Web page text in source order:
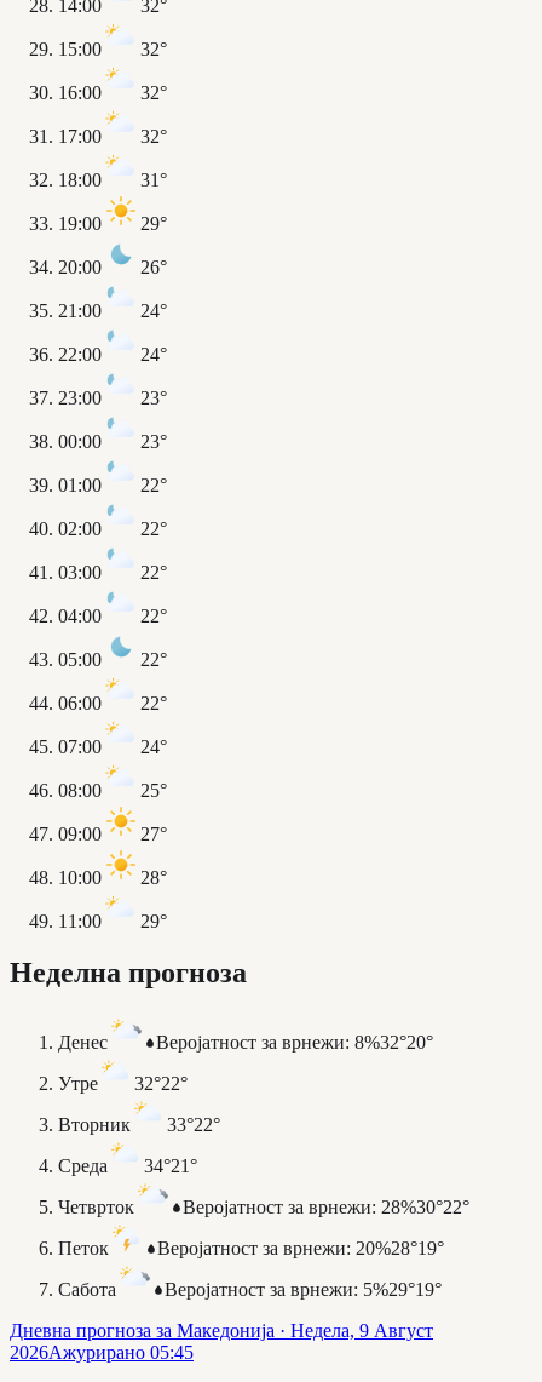
14:00 32°
15:00 32°
16:00 32°
17:00 32°
18:00 31°
19:00 29°
20:00 26°
21:00 24°
22:00 24°
23:00 23°
00:00 23°
01:00 22°
02:00 22°
03:00 22°
04:00 22°
05:00 22°
06:00 22°
07:00 24°
08:00 25°
09:00 27°
10:00 28°
11:00 29°
Неделна прогноза
Денес Веројатност за врнежи: 8%32°20°
Утре
32°22°
Вторник
33°22°
Среда
34°21°
Четврток
Веројатност за врнежи: 28%30°22°
Петок
Веројатност за врнежи: 20%28°19°
Сабота
Веројатност за врнежи: 5%29°19°
Дневна прогноза за Македонија · Недела, 9 Август
2026Ажурирано 05:45